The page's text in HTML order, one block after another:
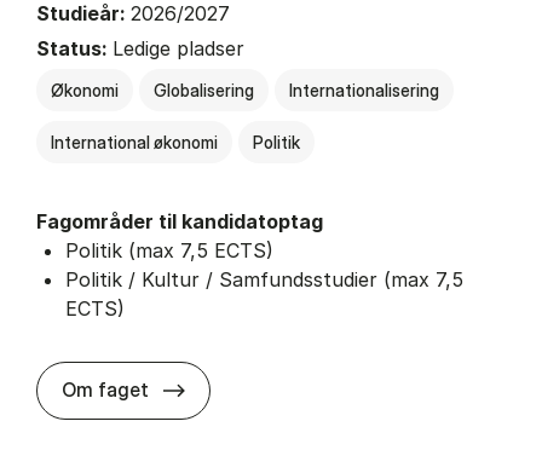
Studieår: 2026/2027
Status: Ledige pladser
Økonomi Globalisering Internationalisering
International økonomi Politik
Fagområder til kandidatoptag
Politik (max 7,5 ECTS)
Politik / Kultur / Samfundsstudier (max 7,5
ECTS)
Om faget about